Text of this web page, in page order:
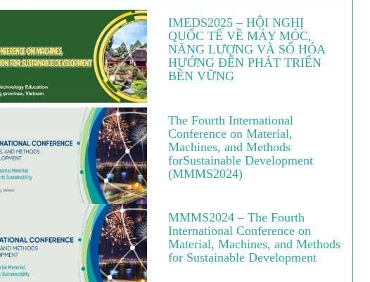
IMEDS2025 – HỘI NGHỊ
QUỐC TẾ VỀ MÁY MÓC,
NĂNG LƯỢNG VÀ SỐ HÓA
HƯỚNG ĐẾN PHÁT TRIỂN
BỀN VỮNG
The Fourth International
Conference on Material,
Machines, and Methods
forSustainable Development
(MMMS2024)
MMMS2024 – The Fourth
International Conference on
Material, Machines, and Methods
for Sustainable Development